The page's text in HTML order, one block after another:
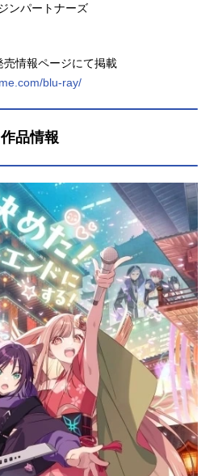
ンパートナーズ
情報ページにて掲載
blu-ray/
品情報